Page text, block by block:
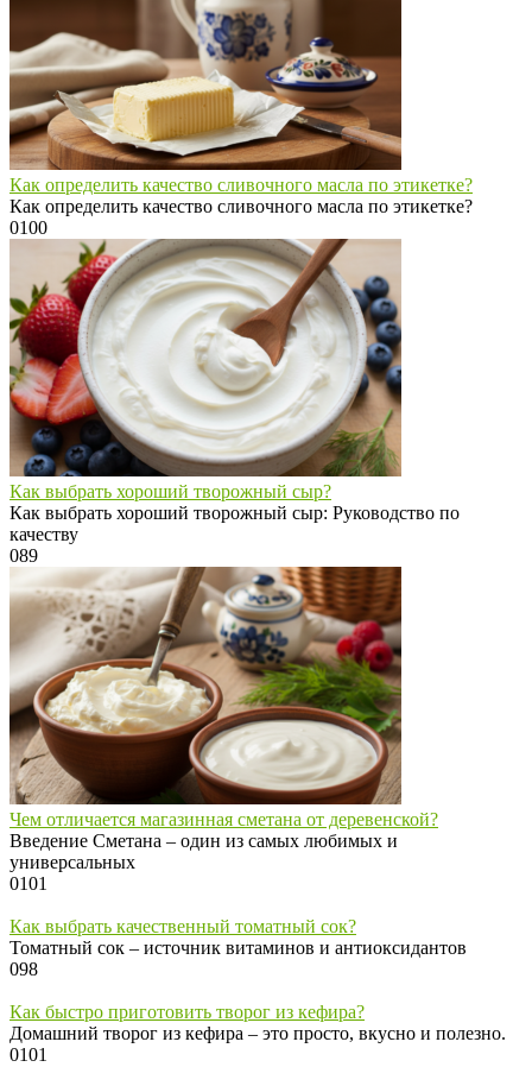
Как определить качество сливочного масла по этикетке?
Как определить качество сливочного масла по этикетке?
0100
Как выбрать хороший творожный сыр?
Как выбрать хороший творожный сыр: Руководство по
качеству
089
Чем отличается магазинная сметана от деревенской?
Введение Сметана – один из самых любимых и
универсальных
0101
Как выбрать качественный томатный сок?
Томатный сок – источник витаминов и антиоксидантов
098
Как быстро приготовить творог из кефира?
Домашний творог из кефира – это просто, вкусно и полезно.
0101